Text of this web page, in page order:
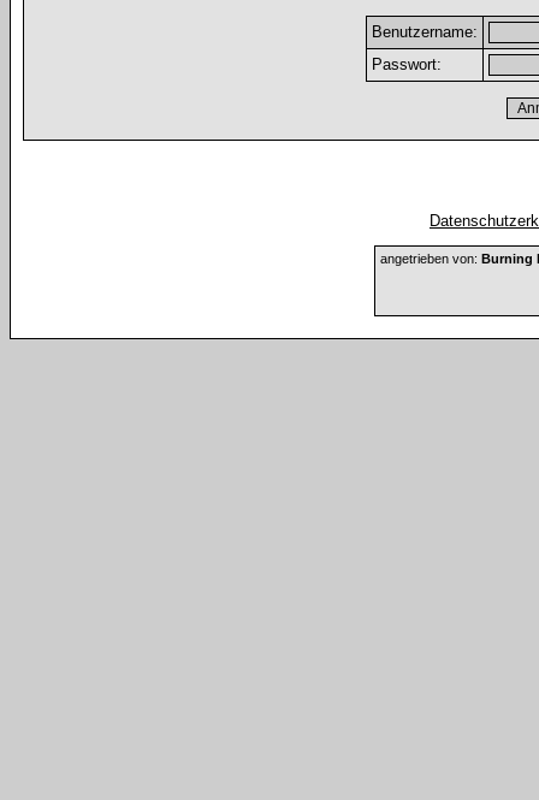
Benutzername:
Passwort:
angetrieben von: Burning